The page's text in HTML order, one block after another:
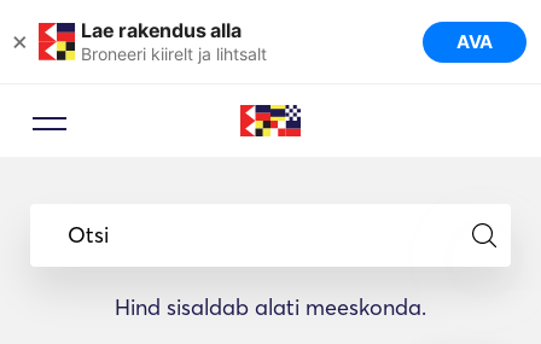
× Lae rakendus alla
Broneeri kiirelt ja lihtsalt AVA
Otsi
Hind sisaldab alati meeskonda.